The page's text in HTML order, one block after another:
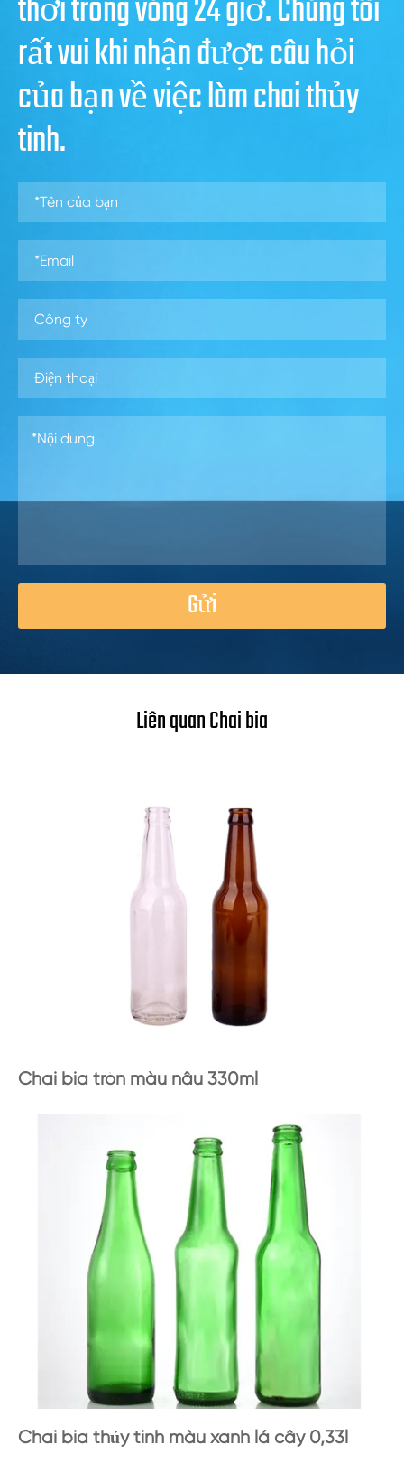
thời trong vòng 24 giờ. Chúng tôi
rất vui khi nhận được câu hỏi
của bạn về việc làm chai thủy
tinh.
Gửi
Liên quan Chai bia
Chai bia tròn màu nâu 330ml
Chai bia thủy tinh màu xanh lá cây 0,33l